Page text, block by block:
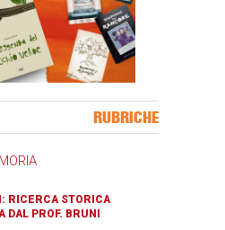
RUBRICHE
RICERCA STORICA
DAL PROF. BRUNI